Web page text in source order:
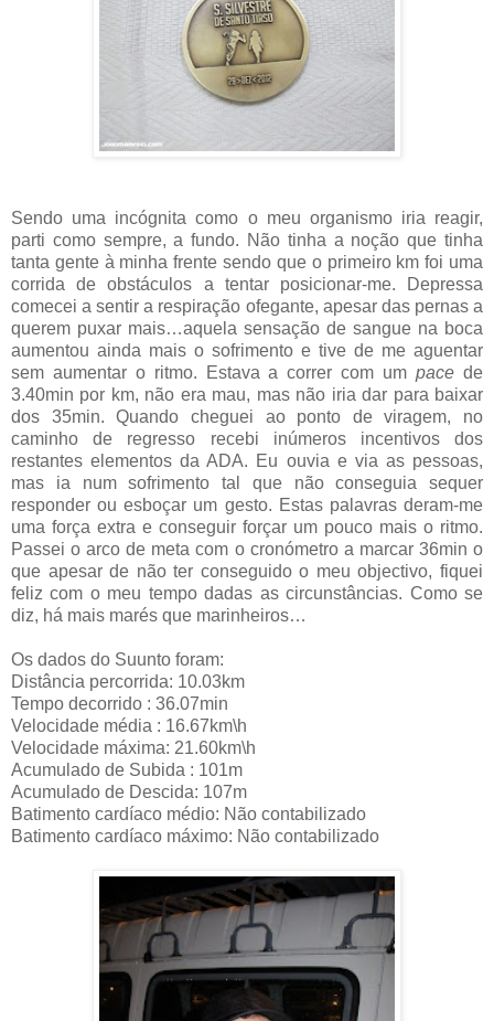
Sendo uma incógnita como o meu organismo iria reagir,
parti como sempre, a fundo. Não tinha a noção que tinha
tanta gente à minha frente sendo que o primeiro km foi uma
corrida de obstáculos a tentar posicionar-me. Depressa
comecei a sentir a respiração ofegante, apesar das pernas a
querem puxar mais…aquela sensação de sangue na boca
aumentou ainda mais o sofrimento e tive de me aguentar
sem aumentar o ritmo. Estava a correr com umpace de
3.40min por km, não era mau, mas não iria dar para baixar
dos 35min. Quando cheguei ao ponto de viragem, no
caminho de regresso recebi inúmeros incentivos dos
restantes elementos da ADA. Eu ouvia e via as pessoas,
mas ia num sofrimento tal que não conseguia sequer
responder ou esboçar um gesto. Estas palavras deram-me
uma força extra e conseguir forçar um pouco mais o ritmo.
Passei o arco de meta com o cronómetro a marcar 36min o
que apesar de não ter conseguido o meu objectivo, fiquei
feliz com o meu tempo dadas as circunstâncias. Como se
diz, há mais marés que marinheiros…
Os dados do Suunto foram:
Distância percorrida: 10.03km
Tempo decorrido : 36.07min
Velocidade média : 16.67km\h
Velocidade máxima: 21.60km\h
Acumulado de Subida : 101m
Acumulado de Descida: 107m
Batimento cardíaco médio: Não contabilizado
Batimento cardíaco máximo: Não contabilizado